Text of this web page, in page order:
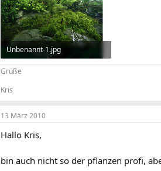
Unbenannt-1.jpg
184 KB · Aufrufe: 996
Grüße
Kris
13 März 2010
Hallo Kris,
bin auch nicht so der pflanzen profi,